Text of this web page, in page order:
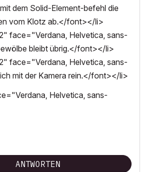
dem Solid-Element-befehl die
vom Klotz ab.</font></li>
face="Verdana, Helvetica, sans-
bleibt übrig.</font></li>
face="Verdana, Helvetica, sans-
mit der Kamera rein.</font></li>
Helvetica, sans-
ANTWORTEN